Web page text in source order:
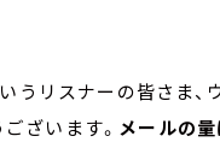
うリスナーの皆さま
ざいます。 メールの量